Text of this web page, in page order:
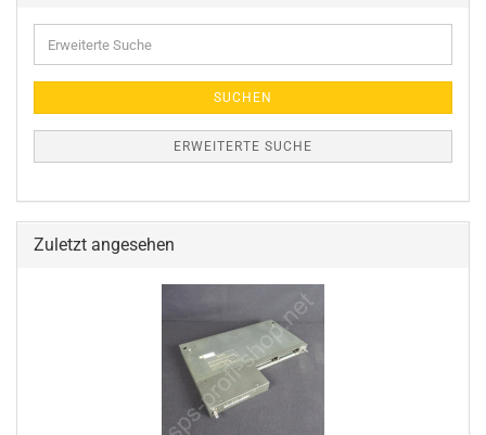
Suche
SUCHEN
ERWEITERTE SUCHE
Zuletzt angesehen